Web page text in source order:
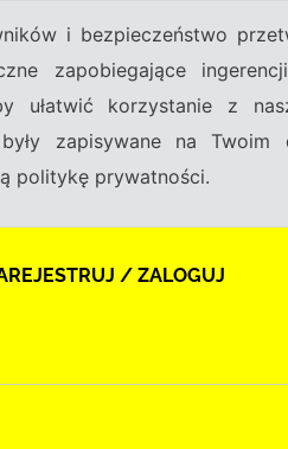
i bezpieczeństwo
zapobiegające
ułatwić korzystanie z
zapisywane na Twoim
politykę prywatności.
/ ZALOGUJ